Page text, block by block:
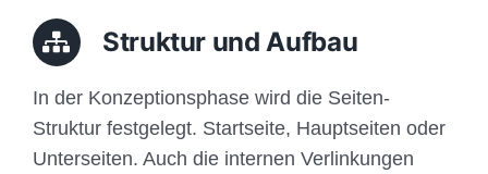
Struktur und Aufbau
In der Konzeptionsphase wird die Seiten-
Struktur festgelegt. Startseite, Hauptseiten oder
Unterseiten. Auch die internen Verlinkungen